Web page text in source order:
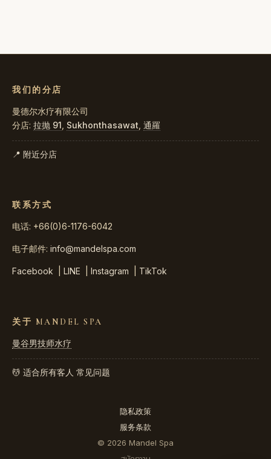
我们的分店
曼德尔水疗有限公司
分店: 拉抛 91 Sukhonthasawat 通羅
📍 附近分店
联系方式
电话: +66(0)6-1176-6042
电子邮件: info@mandelspa.com
Facebook LINE Instagram TikTok
关于 MANDEL SPA
曼谷男技师水疗
💆 适合所有客人 常见问题
隐私政策
服务条款
© 2026 Mandel Spa